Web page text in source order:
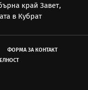
край Завет,
в Кубрат
ФОРМА ЗА КОНТАКТ